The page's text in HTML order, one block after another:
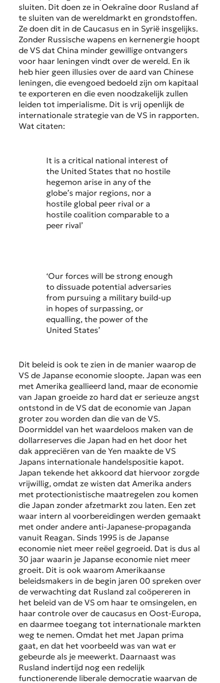
sluiten. Dit doen ze in Oekraïne door Rusland af
te sluiten van de wereldmarkt en grondstoffen.
Ze doen dit in de Caucasus en in Syrië insgelijks.
Zonder Russische wapens en kernenergie hoopt
de VS dat China minder gewillige ontvangers
voor haar leningen vindt over de wereld. En ik
heb hier geen illusies over de aard van Chinese
leningen, die evengoed bedoeld zijn om kapitaal
te exporteren en die even noodzakelijk zullen
leiden tot imperialisme. Dit is vrij openlijk de
internationale strategie van de VS in rapporten.
Wat citaten:
It is a critical national interest of
the United States that no hostile
hegemon arise in any of the
globe’s major regions, nor a
hostile global peer rival or a
hostile coalition comparable to a
peer rival’
‘Our forces will be strong enough
to dissuade potential adversaries
from pursuing a military build-up
in hopes of surpassing, or
equalling, the power of the
United States’
Dit beleid is ook te zien in de manier waarop de
VS de Japanse economie sloopte. Japan was een
met Amerika geallieerd land, maar de economie
van Japan groeide zo hard dat er serieuze angst
ontstond in de VS dat de economie van Japan
groter zou worden dan die van de VS.
Doormiddel van het waardeloos maken van de
dollarreserves die Japan had en het door het
dak appreciëren van de Yen maakte de VS
Japans internationale handelspositie kapot.
Japan tekende het akkoord dat hiervoor zorgde
vrijwillig, omdat ze wisten dat Amerika anders
met protectionistische maatregelen zou komen
die Japan zonder afzetmarkt zou laten. Een zet
waar intern al voorbereidingen werden gemaakt
met onder andere anti-Japanese-propaganda
vanuit Reagan. Sinds 1995 is de Japanse
economie niet meer reëel gegroeid. Dat is dus al
30 jaar waarin je Japanse economie niet meer
groeit. Dit is ook waarom Amerikaanse
beleidsmakers in de begin jaren 00 spreken over
de verwachting dat Rusland zal coöpereren in
het beleid van de VS om haar te omsingelen, en
haar controle over de caucasus en Oost-Europa,
en daarmee toegang tot internationale markten
weg te nemen. Omdat het met Japan prima
gaat, en dat het voorbeeld was van wat er
gebeurde als je meewerkt. Daarnaast was
Rusland indertijd nog een redelijk
functionerende liberale democratie waarvan de